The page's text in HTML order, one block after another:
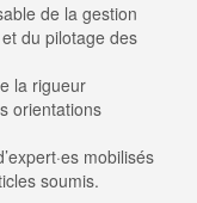
de la gestion
du pilotage des
la rigueur
orientations
mobilisés
soumis.